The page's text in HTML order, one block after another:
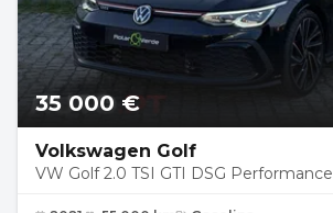
35 000 €
Volkswagen Golf
VW Golf 2.0 TSI GTI DSG Performance